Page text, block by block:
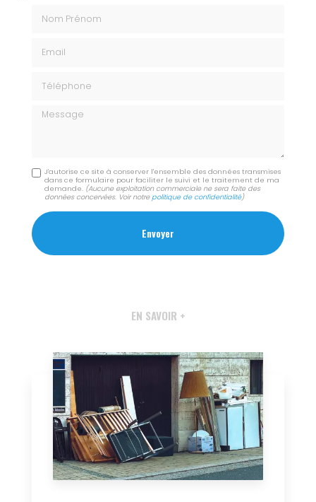
Message
J'autorise ce site à conserver l'ensemble des données transmises
dans ce formulaire pour faciliter le suivi et le traitement de ma
demande. (Aucune exploitation commerciale ne sera faite des
données concervées. Voir notrepolitique de confidentialité)
EN SAVOIR +